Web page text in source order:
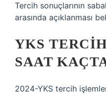
Tercih sonuçlarının
arasında açıklanması
YKS
SAAT
2024-YKS tercih